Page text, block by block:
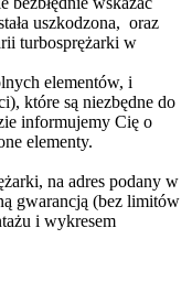
uszkodzona, oraz
turbosprężarki w
elementów, i
które są niezbędne do
informujemy Cię o
elementy.
na adres podany w
gwarancją (bez limitów
i wykresem